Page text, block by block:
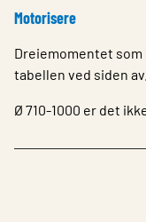
Motorisere
Dreiemomentet
tabellen ved siden av.
Ø 710-1000 er det